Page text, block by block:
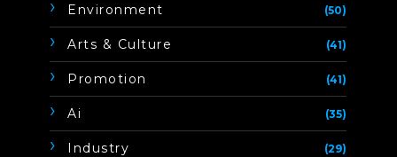
Environment (50)
Arts & Culture (41)
Promotion (41)
Ai (35)
Industry (29)